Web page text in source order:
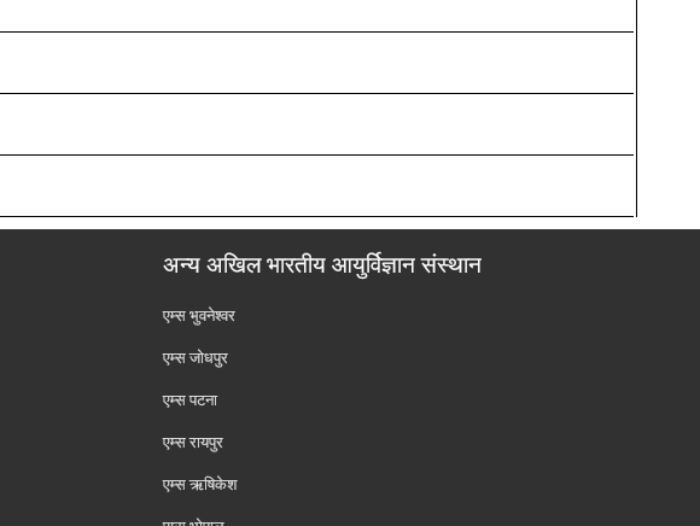
अन्य अखिल भारतीय आयुर्विज्ञान संस्थान
एम्‍स भुवनेश्वर
एम्‍स जोधपुर
एम्‍स पटना
एम्‍स रायपुर
एम्‍स ऋषिकेश